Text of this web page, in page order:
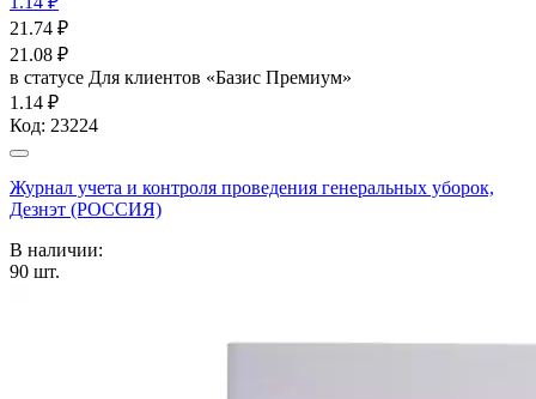
21.74 ₽
21.08 ₽
в статусе Для клиентов «Базис Премиум»
1.14 ₽
Код: 23224
Журнал учета и контроля проведения генеральных уборок,
Дезнэт (РОССИЯ)
В наличии:
90 шт.